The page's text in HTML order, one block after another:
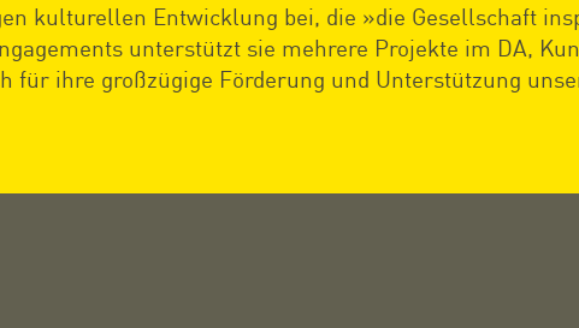
kulturellen Entwicklung bei, die »die Gesellschaft
unterstützt sie mehrere Projekte im DA,
für ihre großzügige Förderung und Unterstützung